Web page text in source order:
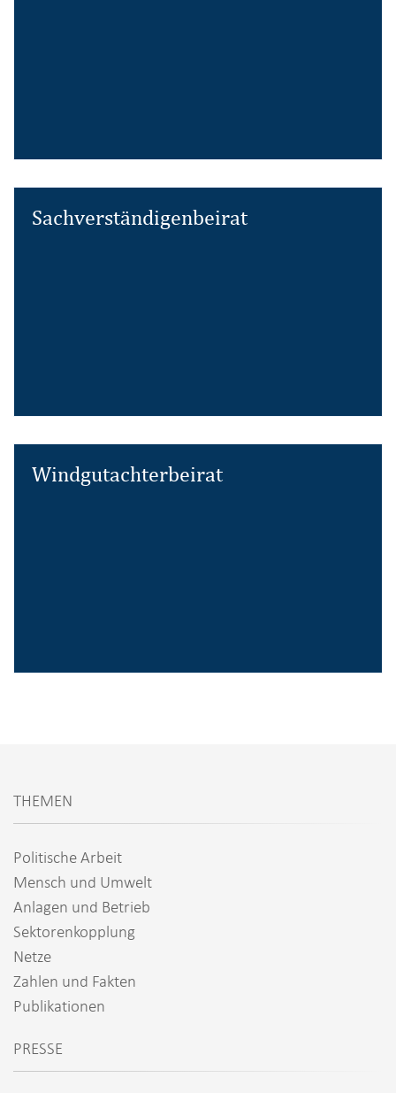
Sachverständigenbeirat
Windgutachterbeirat
THEMEN
Politische Arbeit
Mensch und Umwelt
Anlagen und Betrieb
Sektorenkopplung
Netze
Zahlen und Fakten
Publikationen
PRESSE